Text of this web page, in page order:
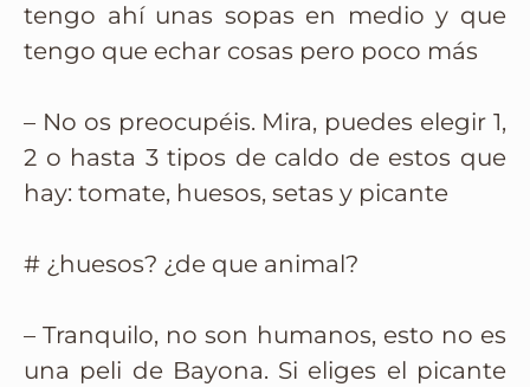
tengo ahí unas sopas en medio y que
tengo que echar cosas pero poco más
– No os preocupéis. Mira, puedes elegir 1,
2 o hasta 3 tipos de caldo de estos que
hay: tomate, huesos, setas y picante
# ¿huesos? ¿de que animal?
– Tranquilo, no son humanos, esto no es
una peli de Bayona. Si eliges el picante